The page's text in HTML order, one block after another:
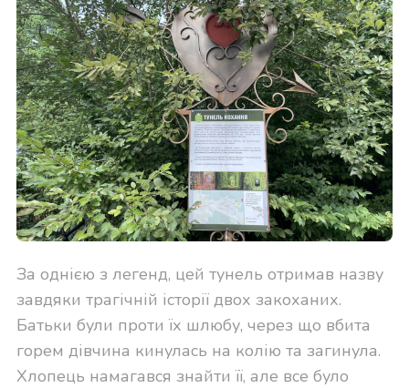
За однією з легенд, цей тунель отримав назву
завдяки трагічній історії двох закоханих.
Батьки були проти їх шлюбу, через що вбита
горем дівчина кинулась на колію та загинула.
Хлопець намагався знайти її, але все було